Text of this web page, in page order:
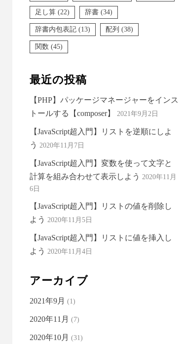
足し算 (22) 辞書 (34)
辞書内包表記 (13) 配列 (38)
関数 (45)
最近の投稿
【PHP】パッケージマネージャーをインス
トールする【composer】
2021年9月2日
【JavaScript超入門】リストを逆順にしよ
う 2020年11月7日
【JavaScript超入門】変数を使って文字と
計算を組み合わせて表示しよう 2020年11月
6日
【JavaScript超入門】リストの値を削除し
よう 2020年11月5日
【JavaScript超入門】リストに値を挿入し
よう 2020年11月4日
アーカイブ
2021年9月 (1)
2020年11月 (7)
2020年10月 (31)